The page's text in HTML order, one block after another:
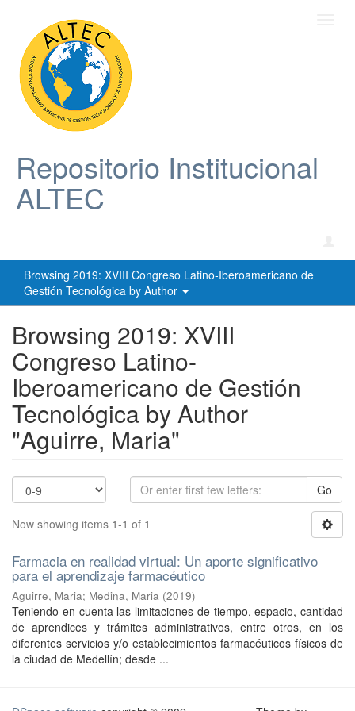
Repositorio Institucional
ALTEC
Browsing 2019: XVIII Congreso Latino-Iberoamericano de
Gestión Tecnológica by Author
Browsing 2019: XVIII
Congreso Latino-
Iberoamericano de Gestión
Tecnológica by Author
"Aguirre, Maria"
Go
Now showing items 1-1 of 1
Farmacia en realidad virtual: Un aporte significativo
para el aprendizaje farmacéutico
Aguirre, Maria; Medina, Maria (2019)
Teniendo en cuenta las limitaciones de tiempo, espacio, cantidad
de aprendices y trámites administrativos, entre otros, en los
diferentes servicios y/o establecimientos farmacéuticos físicos de
la ciudad de Medellín; desde ...